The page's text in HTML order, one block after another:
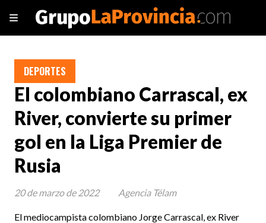
El colombiano Carrascal, ex
River, convierte su primer
gol en la Liga Premier de
Rusia
El mediocampista colombiano Jorge Carrascal, ex River
DEPORTES
20 de marzo de 2022 Agencia Télam